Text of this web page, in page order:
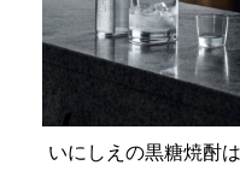
いにしえの黒糖焼酎